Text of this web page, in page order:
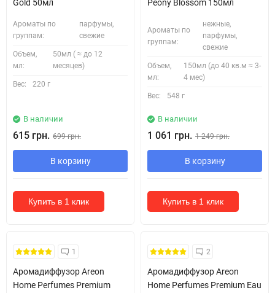
Gold 50мл
Ароматы по
группам:
парфумы,
свежие
Объем,
мл:
50мл ( ≈ до 12
месяцев)
Вес: 220 г
В наличии
615 грн. 699 грн.
В корзину
Купить в 1 клик
Peony Blossom 150мл
Ароматы по
группам:
нежные,
парфумы,
свежие
Объем,
мл:
150мл (до 40 кв.м ≈ 3-
4 мес)
Вес: 548 г
В наличии
1 061 грн. 1 249 грн.
В корзину
Купить в 1 клик
1
Аромадиффузор Areon
Home Perfumes Premium
2
Аромадиффузор Areon
Home Perfumes Premium Eau